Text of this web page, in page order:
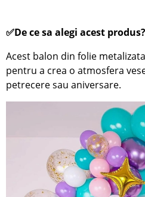
✅De ce sa alegi acest produs?
Acest balon din folie
pentru a crea o atmosfera
petrecere sau aniversare.